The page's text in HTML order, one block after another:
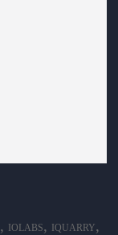
, IOLABS, IQUARRY,